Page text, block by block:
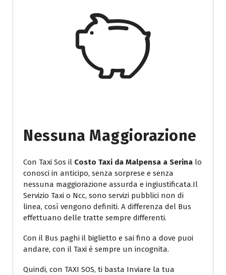
Nessuna Maggiorazione
Con Taxi Sos il Costo Taxi da Malpensa a Serina lo
conosci in anticipo, senza sorprese e senza
nessuna maggiorazione assurda e ingiustificata.Il
Servizio Taxi o Ncc, sono servizi pubblici non di
linea, così vengono definiti. A differenza del Bus
effettuano delle tratte sempre differenti.
Con il Bus paghi il biglietto e sai fino a dove puoi
andare, con il Taxi è sempre un incognita.
Quindi, con TAXI SOS, ti basta Inviare la tua